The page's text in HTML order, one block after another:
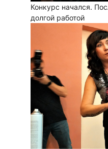
Конкурс начался.
долгой работой